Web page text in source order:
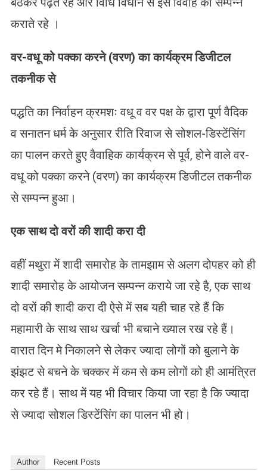
कराते रहे ।
वर-वधू को पक्का करने (वरण) का कार्यक्रम डिजीटल
तकनीक से
पद्धति का निर्वाहन क्रमशः वधू व वर पक्ष के द्वारा पूर्ण वैदिक
व सनातन धर्म के अनुसार रीति रिवाज से सोशल-डिस्टेंसिंग
का पालन करते हुए वैवाहिक कार्यक्रम से पूर्व, होने वाले वर-
वधू को पक्का करने (वरण) का कार्यक्रम डिजीटल तकनीक
से सम्पन्न हुआ।
एक साथ दो वरों की शादी करा दी
वहीं मथुरा में शादी समारोह के तामझाम से अलग दोपहर को ही
शादी समारोह के आयोजन सम्पन्न कराये जा रहे है, एक साथ
दो वरों की शादी करा दी ऐसे में सब यही चाह रहे हैं कि
महामारी के साथ साथ खर्चा भी बचाने ख्याल रख रहे हैं।
वारात दिन मे निकालने से लेकर ज्यादा लोगों को बुलाने के
झंझट से बचने के चक्कर में कम से कम लोगों को ही आमंत्रित
कर रहे हैं। साथ में यह भी विचार किया जा रहा है कि ज्यादा
से ज्यादा सोशल डिस्टेंसिंग का पालन भी हो।
Author Recent Posts